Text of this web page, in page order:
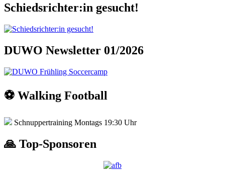
Schiedsrichter:in gesucht!
DUWO Newsletter 01/2026
⚽️ Walking Football
Schnuppertraining Montags 19:30 Uhr
🙏 Top-Sponsoren